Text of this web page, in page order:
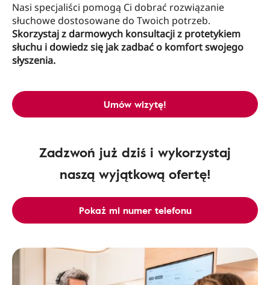
Nasi specjaliści pomogą Ci dobrać rozwiązanie
słuchowe dostosowane do Twoich potrzeb.
Skorzystaj z darmowych konsultacji z protetykiem
słuchu i dowiedz się jak zadbać o komfort swojego
słyszenia.
Umów wizytę!
Zadzwoń już dziś i wykorzystaj
naszą wyjątkową ofertę!
Pokaż mi numer telefonu